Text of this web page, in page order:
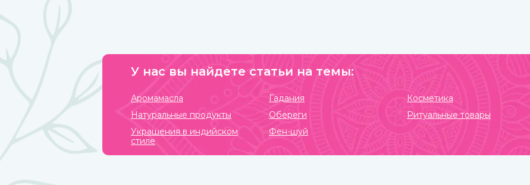
У нас вы найдете статьи на темы:
Аромамасла Гадания
Косметика
Натуральные продукты
Обереги
Ритуальные товары
Украшения в индийском
стиле
Фен-шуй